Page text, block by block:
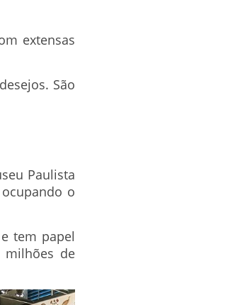
extensas
São
Paulista
o
tem papel
milhões de